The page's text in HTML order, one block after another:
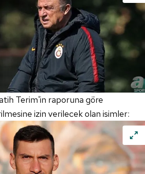
Terim'in raporuna göre
izin verilecek olan isimler: